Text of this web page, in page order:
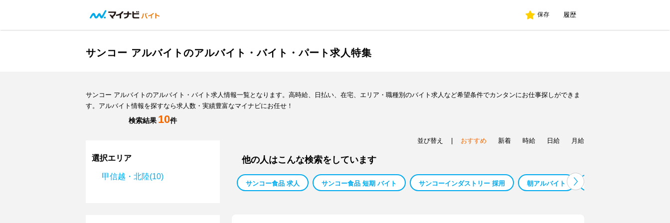
保存 履歴
サンコー アルバイトのアルバイト・バイト・パート求人特集
サンコー アルバイトのアルバイト・バイト求人情報一覧となります。高時給、日払い、在宅、エリア・職種別のバイト求人など希望条件でカンタンにお仕事探しができま
す。アルバイト情報を探すなら求人数・実績豊富なマイナビにお任せ！
検索結果 10件
選択エリア
甲信越・北陸(10)
並び替え おすすめ 新着 時給 日給 月給
他の人はこんな検索をしています
サンコー食品 求人 サンコー食品 短期 バイト サンコーインダストリー 採用 朝アルバイト